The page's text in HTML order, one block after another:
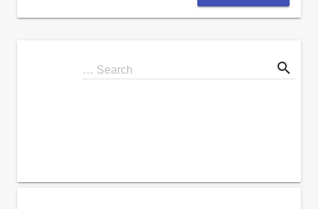
Search
for
Search … search